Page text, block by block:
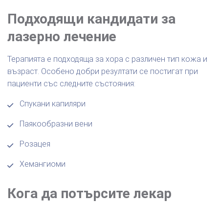
Подходящи кандидати за
лазерно лечение
Терапията е подходяща за хора с различен тип кожа и
възраст. Особено добри резултати се постигат при
пациенти със следните състояния:
Спукани капиляри
Паякообразни вени
Розацея
Хемангиоми
Кога да потърсите лекар